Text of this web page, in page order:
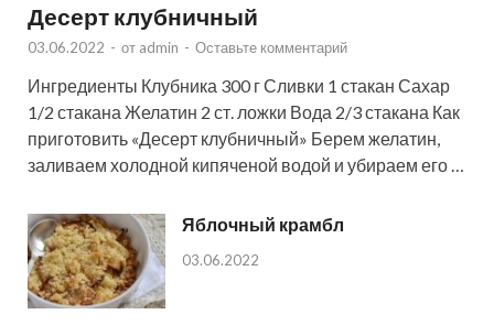
Десерт клубничный
03.06.2022 - от admin - Оставьте комментарий
Ингредиенты Клубника 300 г Сливки 1 стакан Сахар
1/2 стакана Желатин 2 ст. ложки Вода 2/3 стакана Как
приготовить «Десерт клубничный» Берем желатин,
заливаем холодной кипяченой водой и убираем его …
Яблочный крамбл
03.06.2022